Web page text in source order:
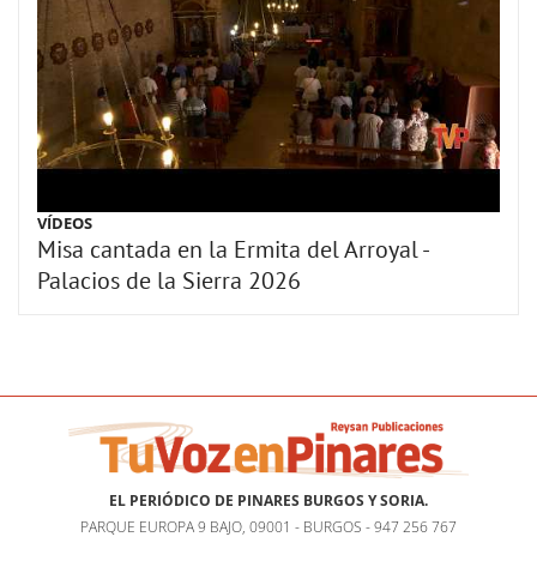
VÍDEOS
Misa cantada en la Ermita del Arroyal -
Palacios de la Sierra 2026
EL PERIÓDICO DE PINARES BURGOS Y SORIA.
PARQUE EUROPA 9 BAJO, 09001 - BURGOS - 947 256 767